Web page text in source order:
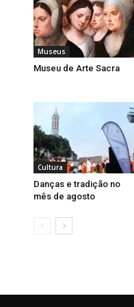
Museus
Museu de Arte Sacra
Cultura
Danças e tradição no
mês de agosto